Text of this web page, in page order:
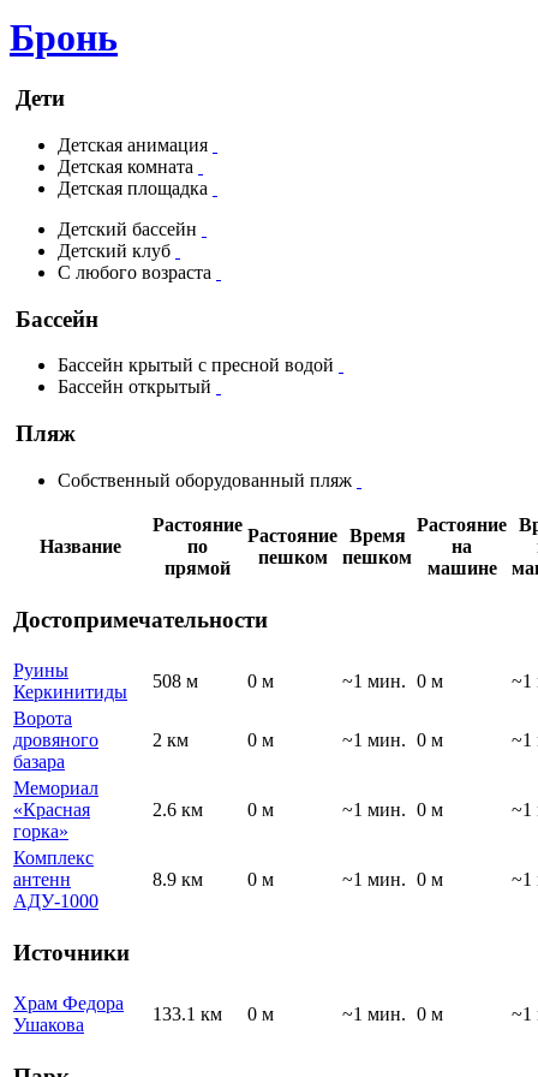
Бронь
Дети
Детская анимация
Детская комната
Детская площадка
Детский бассейн
Детский клуб
С любого возраста
Бассейн
Бассейн крытый с пресной водой
Бассейн открытый
Пляж
Собственный оборудованный пляж
Название
Растояние
по
прямой
Растояние
пешком
Время
пешком
Растояние
на
машине
Достопримечательности
Руины
Керкинитиды
508 м 0 м ~1 мин. 0 м
~1
Ворота
дровяного
базара
2 км 0 м ~1 мин. 0 м ~1
Мемориал
«Красная
горка»
2.6 км 0 м ~1 мин. 0 м ~1
Комплекс
антенн
АДУ-1000
8.9 км 0 м ~1 мин. 0 м ~1
Источники
Храм Федора
Ушакова
133.1 км 0 м ~1 мин. 0 м ~1